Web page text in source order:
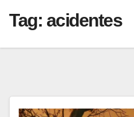
Tag: acidentes